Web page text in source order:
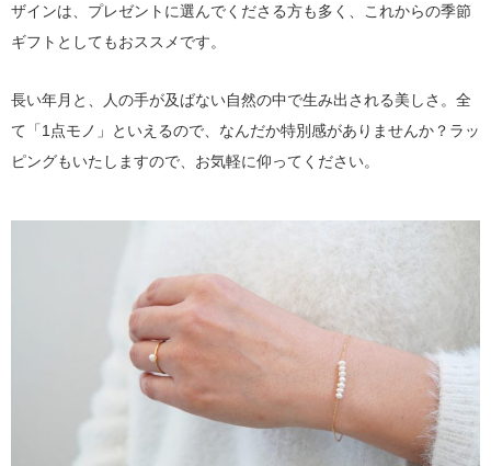
ザインは、プレゼントに選んでくださる方も多く、これからの季節
ギフトとしてもおススメです。
長い年月と、人の手が及ばない自然の中で生み出される美しさ。全
て「1点モノ」といえるので、なんだか特別感がありませんか？ラッ
ピングもいたしますので、お気軽に仰ってください。